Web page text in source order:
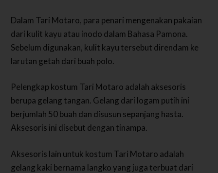
Dalam Tari Motaro, para penari mengenakan pakaian
dari kulit kayu atau inodo dalam Bahasa Pamona.
Sebelum digunakan, kulit kayu tersebut direndam ke
larutan getah dari buah polo.
Pelengkap kostum Tari Motaro adalah aksesoris
berupa gelang tangan. Gelang dari logam putih ini
berjumlah 50 buah dan disusun sepanjang hasta.
Aksesoris ini disebut dengan tinampa.
Aksesoris lain untuk kostum Tari Motaro adalah
gelang kaki bernama langko yang juga terbuat dari